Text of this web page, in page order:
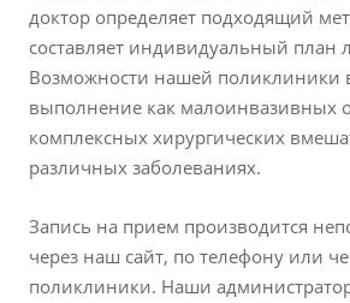
доктор определяет подходящий
составляет индивидуальный план
Возможности нашей поликлиники
выполнение как малоинвазивных
комплексных хирургических
различных заболеваниях.
Запись на прием производится
через наш сайт, по телефону или
поликлиники. Наши